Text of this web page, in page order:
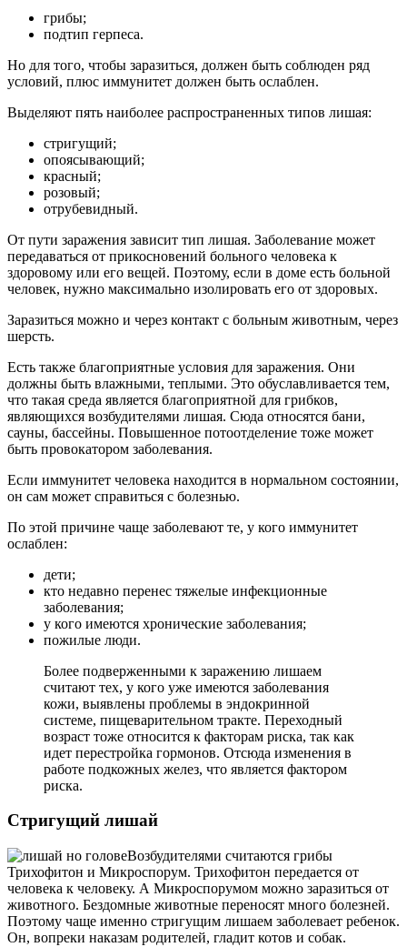
грибы;
подтип герпеса.
Но для того, чтобы заразиться, должен быть соблюден ряд
условий, плюс иммунитет должен быть ослаблен.
Выделяют пять наиболее распространенных типов лишая:
стригущий;
опоясывающий;
красный;
розовый;
отрубевидный.
От пути заражения зависит тип лишая. Заболевание может
передаваться от прикосновений больного человека к
здоровому или его вещей. Поэтому, если в доме есть больной
человек, нужно максимально изолировать его от здоровых.
Заразиться можно и через контакт с больным животным, через
шерсть.
Есть также благоприятные условия для заражения. Они
должны быть влажными, теплыми. Это обуславливается тем,
что такая среда является благоприятной для грибков,
являющихся возбудителями лишая. Сюда относятся бани,
сауны, бассейны. Повышенное потоотделение тоже может
быть провокатором заболевания.
Если иммунитет человека находится в нормальном состоянии,
он сам может справиться с болезнью.
По этой причине чаще заболевают те, у кого иммунитет
ослаблен:
дети;
кто недавно перенес тяжелые инфекционные
заболевания;
у кого имеются хронические заболевания;
пожилые люди.
Более подверженными к заражению лишаем
считают тех, у кого уже имеются заболевания
кожи, выявлены проблемы в эндокринной
системе, пищеварительном тракте. Переходный
возраст тоже относится к факторам риска, так как
идет перестройка гормонов. Отсюда изменения в
работе подкожных желез, что является фактором
риска.
Стригущий лишай
Возбудителями считаются грибы
Трихофитон и Микроспорум. Трихофитон передается от
человека к человеку. А Микроспорумом можно заразиться от
животного. Бездомные животные переносят много болезней.
Поэтому чаще именно стригущим лишаем заболевает ребенок.
Он, вопреки наказам родителей, гладит котов и собак.